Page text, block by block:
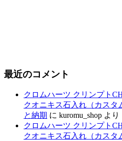
最近のコメント
クロムハーツ クリンプト
クオニキス石入れ（カスタ
と納期 に kuromu_shop より
クロムハーツ クリンプト
クオニキス石入れ（カスタ